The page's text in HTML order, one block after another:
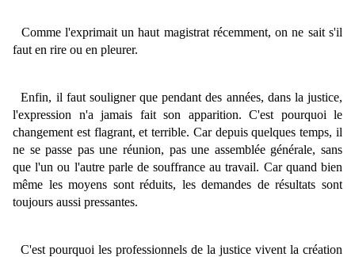
Comme l'exprimait un haut magistrat récemment, on ne sait s'il
faut en rire ou en pleurer.
Enfin, il faut souligner que pendant des années, dans la justice,
l'expression n'a jamais fait son apparition. C'est pourquoi le
changement est flagrant, et terrible. Car depuis quelques temps, il
ne se passe pas une réunion, pas une assemblée générale, sans
que l'un ou l'autre parle de souffrance au travail. Car quand bien
même les moyens sont réduits, les demandes de résultats sont
toujours aussi pressantes.
C'est pourquoi les professionnels de la justice vivent la création